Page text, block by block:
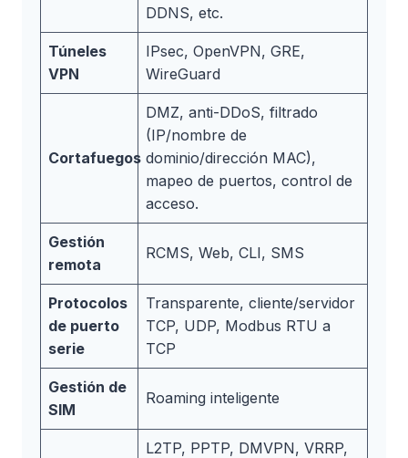
DDNS, etc.
Túneles
VPN
IPsec, OpenVPN, GRE,
WireGuard
Cortafuegos
DMZ, anti-DDoS, filtrado
(IP/nombre de
dominio/dirección MAC),
mapeo de puertos, control de
acceso.
Gestión
remota
RCMS, Web, CLI, SMS
Protocolos
de puerto
serie
Transparente, cliente/servidor
TCP, UDP, Modbus RTU a
TCP
Gestión de
SIM
Roaming inteligente
L2TP, PPTP, DMVPN, VRRP,